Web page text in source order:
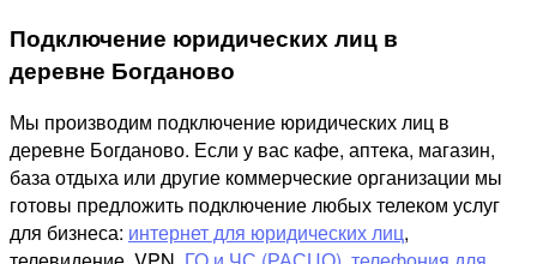
Подключение юридических лиц в
деревне Богданово
Мы производим подключение юридических лиц в
деревне Богданово. Если у вас кафе, аптека, магазин,
база отдыха или другие коммерческие организации мы
готовы предложить подключение любых телеком услуг
для бизнеса: интернет для юридических лиц,